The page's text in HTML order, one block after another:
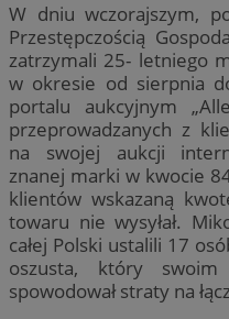
W dniu wczorajszym,
Przestępczością
zatrzymali 25- letniego
w okresie od sierpnia
portalu aukcyjnym
przeprowadzanych z
na swojej aukcji
znanej marki w kwocie
klientów wskazaną
towaru nie wysyłał.
całej Polski ustalili 17
oszusta, który swoim
spowodował straty na